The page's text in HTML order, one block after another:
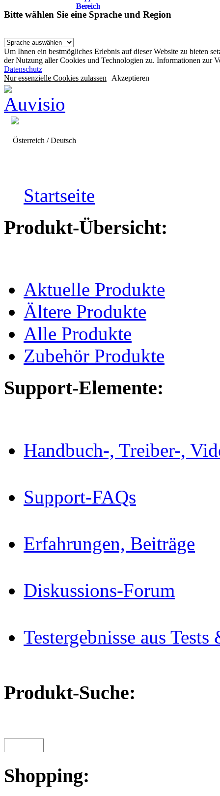
Bitte wählen Sie eine Sprache und Region
Um Ihnen ein bestmögliches Erlebnis auf dieser Website zu bieten
der Nutzung aller Cookies und Technologien zu. Informationen zur
Datenschutz
Nur essenzielle Cookies zulassen Akzeptieren
Österreich / Deutsch
Startseite
Produkt-Übersicht:
Aktuelle Produkte
Ältere Produkte
Alle Produkte
Zubehör Produkte
Support-Elemente:
Handbuch-, Treiber-,
Support-FAQs
Erfahrungen, Beiträge
Diskussions-Forum
Testergebnisse aus
Produkt-Suche:
Shopping:
Bereich
Bereich
Bereich
Bereich